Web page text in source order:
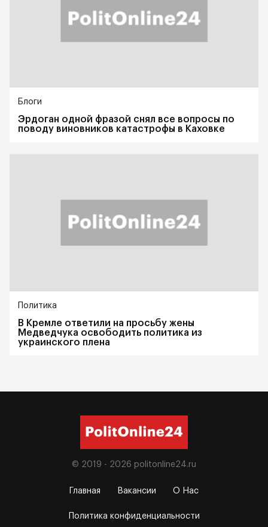
Блоги
Эрдоган одной фразой снял все вопросы по
поводу виновников катастрофы в Каховке
Политика
В Кремле ответили на просьбу жены
Медведчука освободить политика из
украинского плена
© 2019 - 2026 politonline24.ru
Главная Вакансии О Нас
Политика конфиденциальности